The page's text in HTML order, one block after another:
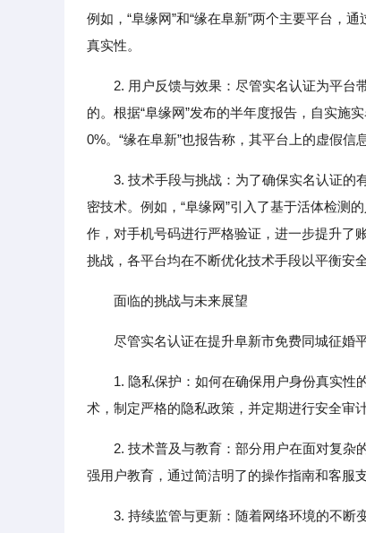
例如，“阜缘网”和“缘在阜新”两个主要平台，
真实性。
2. 用户反馈与效果：尽管实名认证为平台
的。根据“阜缘网”发布的半年度报告，自实施
0%。“缘在阜新”也报告称，其平台上的虚假信
3. 技术手段与挑战：为了确保实名认证的
密技术。例如，“阜缘网”引入了基于活体检测
作，对手机号码进行严格验证，进一步提升了
挑战，各平台均在不断优化技术手段以平衡安
面临的挑战与未来展望
尽管实名认证在提升阜新市免费同城征婚
1. 隐私保护：如何在确保用户身份真实性
术，制定严格的隐私政策，并定期进行安全审计
2. 技术普及与教育：部分用户在面对复杂
强用户教育，通过简洁明了的操作指南和客服
3. 持续监管与更新：随着网络环境的不断